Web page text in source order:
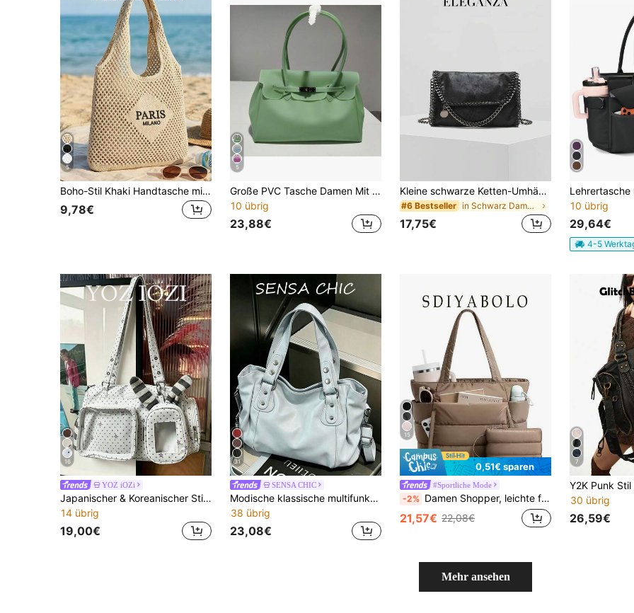
5
Boho-Stil Khaki Handtasche mit Lochmuster, geeignet für den Urlaub von Frauen, geeignet für junge Frauen, Studentinnen, Lehrerinnen, Mütter, anwendbar für Strandurlaub, Seebad-Urlaub und Wochenendausflüge
9,78€
5
Große PVC Tasche Damen Mit Sichtbaren Nähten Schlossverschluss Doppelhenkel Shopper Sommer Gelb Zitrone
10 übrig
23,88€
Kleine schwarze Ketten-Umhängetasche, weiche Leder-Umhängetasche, geeignet für Lässig, Büro, Einkaufen, Pendeln, Party, Schule, Alltag, Reisen, passend zu Anzügen, Hemden, T-Shirts, Jeans, Kleidern, Mänteln
#6 Bestseller in Schwarz Damen Tragetaschen
17,75€
10 übrig
29,64€
4-5
16
YOZ iOZi
Japanischer & Koreanischer Stil Ins weich süß transparent Ita-Tasche süße Mädchen Handtasche Damen Tasche lässig leicht Pendeln große Kapazität Abzeichen Ita-Tasche
14 übrig
19,00€
31
SENSA CHIC
Modische klassische multifunktionale Pendler-Schultertasche Einfarbig, große Kapazität, Vintage-PU-Stoff, Handtasche mit Geldbörse, Reißverschlussöffnung, für Damen, perfekt für Einkaufen, Reisen, Ausflüge und andere Anlässe
38 übrig
23,08€
15
0,51€ sparen
#Sportliche Mode
-2% Damen Shopper, leichte flauschige Handtasche, geeignet für Reisen, Arbeit, Strand, Fitness, Einkaufen
21,57€ 22,08€
7
30 übrig
26,59€
Mehr ansehen